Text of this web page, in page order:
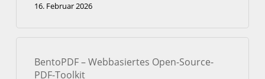
16. Februar 2026
BentoPDF – Webbasiertes Open-Source-
PDF-Toolkit